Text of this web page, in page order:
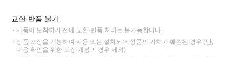
교환·반품 불가
제품이 도착하기 전에 교환·반품 처리는 불가능합니다.
상품 포장을 개봉하여 사용 또는 설치되어 상품의 가치가 훼손된 경우 (단,
내용 확인을 위한 포장 개봉의 경우 제외)